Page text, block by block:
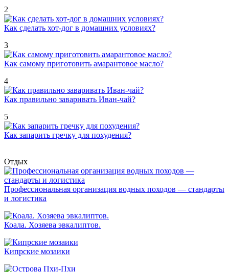
2
Как сделать хот-дог в домашних условиях?
3
Как самому приготовить амарантовое масло?
4
Как правильно заваривать Иван-чай?
5
Как запарить гречку для похудения?
Отдых
Профессиональная организация водных походов — стандарты
и логистика
Коала. Хозяева эвкалиптов.
Кипрские мозаики